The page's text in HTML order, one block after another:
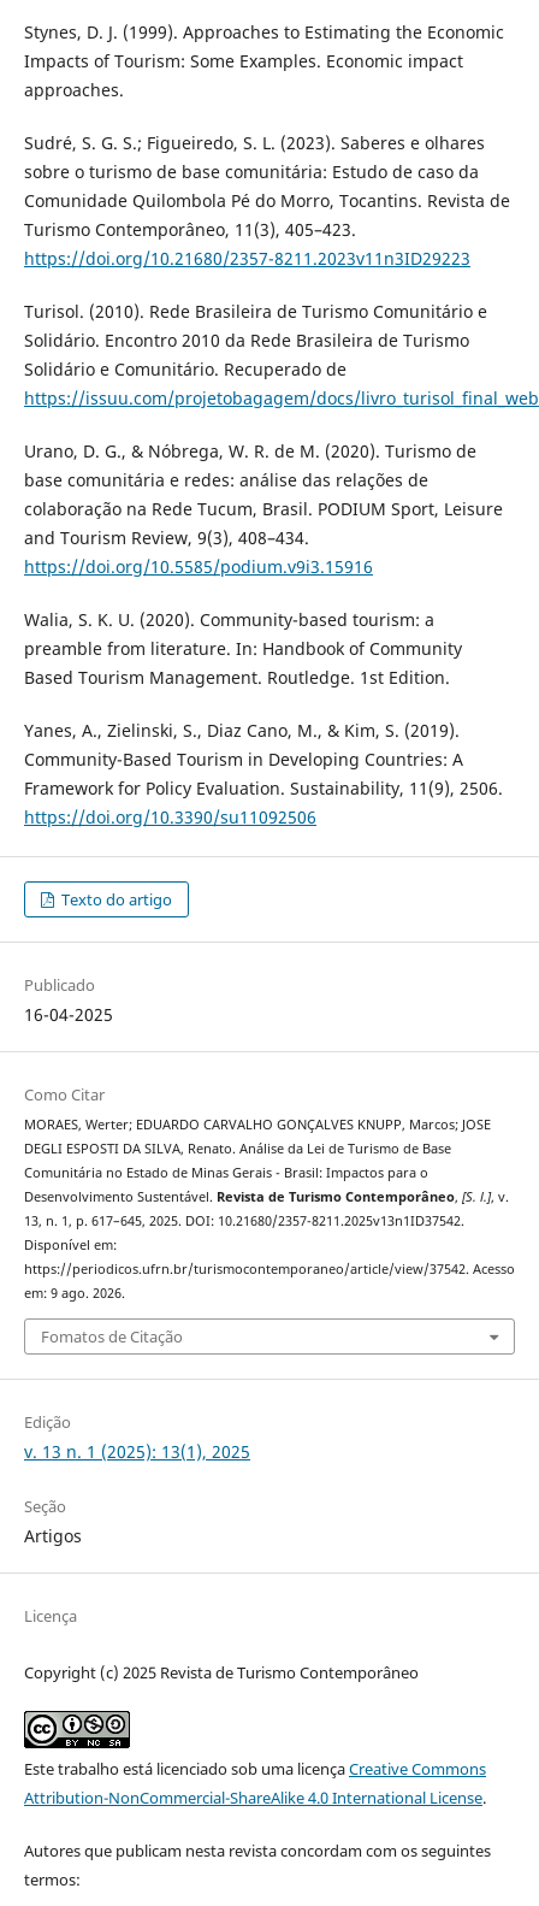
Stynes, D. J. (1999). Approaches to Estimating the Economic
Impacts of Tourism: Some Examples. Economic impact
approaches.
Sudré, S. G. S.; Figueiredo, S. L. (2023). Saberes e olhares
sobre o turismo de base comunitária: Estudo de caso da
Comunidade Quilombola Pé do Morro, Tocantins. Revista de
Turismo Contemporâneo, 11(3), 405–423.
https://doi.org/10.21680/2357-8211.2023v11n3ID29223
Turisol. (2010). Rede Brasileira de Turismo Comunitário e
Solidário. Encontro 2010 da Rede Brasileira de Turismo
Solidário e Comunitário. Recuperado de
https://issuu.com/projetobagagem/docs/livro_turisol_final_web
Urano, D. G., & Nóbrega, W. R. de M. (2020). Turismo de
base comunitária e redes: análise das relações de
colaboração na Rede Tucum, Brasil. PODIUM Sport, Leisure
and Tourism Review, 9(3), 408–434.
https://doi.org/10.5585/podium.v9i3.15916
Walia, S. K. U. (2020). Community-based tourism: a
preamble from literature. In: Handbook of Community
Based Tourism Management. Routledge. 1st Edition.
Yanes, A., Zielinski, S., Diaz Cano, M., & Kim, S. (2019).
Community-Based Tourism in Developing Countries: A
Framework for Policy Evaluation. Sustainability, 11(9), 2506.
https://doi.org/10.3390/su11092506
Texto do artigo
Publicado
16-04-2025
Como Citar
MORAES, Werter; EDUARDO CARVALHO GONÇALVES KNUPP, Marcos; JOSE
DEGLI ESPOSTI DA SILVA, Renato. Análise da Lei de Turismo de Base
Comunitária no Estado de Minas Gerais - Brasil: Impactos para o
Desenvolvimento Sustentável. Revista de Turismo Contemporâneo, [S. l.], v.
13, n. 1, p. 617–645, 2025. DOI: 10.21680/2357-8211.2025v13n1ID37542.
Disponível em:
https://periodicos.ufrn.br/turismocontemporaneo/article/view/37542. Acesso
em: 9 ago. 2026.
Fomatos de Citação
Edição
v. 13 n. 1 (2025): 13(1), 2025
Seção
Artigos
Licença
Copyright (c) 2025 Revista de Turismo Contemporâneo
Este trabalho está licenciado sob uma licençaCreative Commons
Attribution-NonCommercial-ShareAlike 4.0 International License.
Autores que publicam nesta revista concordam com os seguintes
termos: